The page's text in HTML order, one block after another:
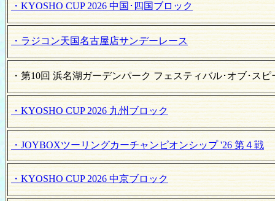
・KYOSHO CUP 2026 中国･四国ブロック
・ラジコン天国名古屋店サンデーレース
・第10回 浜名湖ガーデンパーク フェスティバル･オブ･スピ
・KYOSHO CUP 2026 九州ブロック
・JOYBOXツーリングカーチャンピオンシップ '26 第４戦
・KYOSHO CUP 2026 中京ブロック